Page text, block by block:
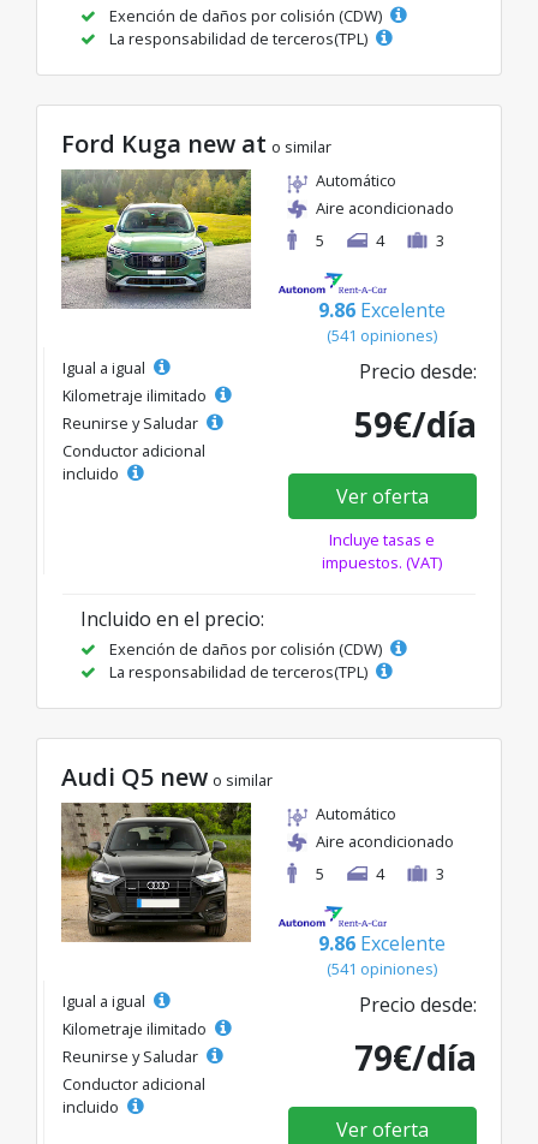
Exención de daños por colisión (CDW)
La responsabilidad de terceros(TPL)
Ford Kuga new at o similar
Automático
Aire acondicionado
5
4 3
9.86 Excelente
(541 opiniones)
Igual a igual
Kilometraje ilimitado
Reunirse y Saludar
Conductor adicional
incluido
Precio desde:
59€/día
Ver oferta
Incluye tasas e
impuestos. (VAT)
Incluido en el precio:
Exención de daños por colisión (CDW)
La responsabilidad de terceros(TPL)
Audi Q5 new o similar
Automático
Aire acondicionado
5
4 3
9.86 Excelente
(541 opiniones)
Igual a igual
Kilometraje ilimitado
Reunirse y Saludar
Conductor adicional
incluido
Precio desde:
79€/día
Ver oferta